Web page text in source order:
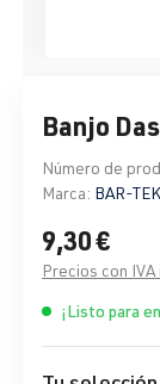
Banjo
Número de
Marca: BAR-
9,30 €
Precios con
¡Listo para